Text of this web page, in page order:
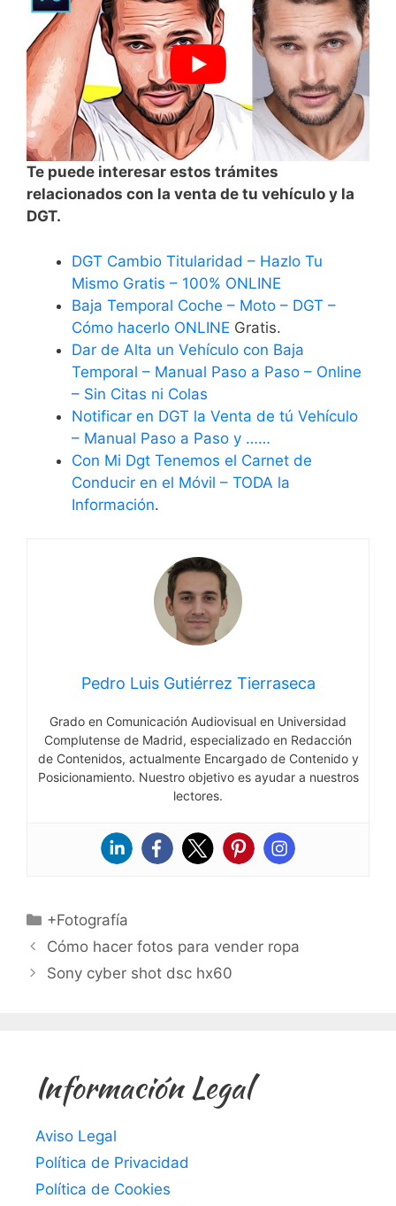
Te puede interesar estos trámites
relacionados con la venta de tu vehículo y la
DGT.
DGT Cambio Titularidad – Hazlo Tu
Mismo Gratis – 100% ONLINE
Baja Temporal Coche – Moto – DGT –
Cómo hacerlo ONLINE Gratis.
Dar de Alta un Vehículo con Baja
Temporal – Manual Paso a Paso – Online
– Sin Citas ni Colas
Notificar en DGT la Venta de tú Vehículo
– Manual Paso a Paso y ……
Con Mi Dgt Tenemos el Carnet de
Conducir en el Móvil – TODA la
Información.
Pedro Luis Gutiérrez Tierraseca
Grado en Comunicación Audiovisual en Universidad
Complutense de Madrid, especializado en Redacción
de Contenidos, actualmente Encargado de Contenido y
Posicionamiento. Nuestro objetivo es ayudar a nuestros
lectores.
Categorías
+Fotografía
Cómo hacer fotos para vender ropa
Sony cyber shot dsc hx60
Información Legal
Aviso Legal
Política de Privacidad
Política de Cookies